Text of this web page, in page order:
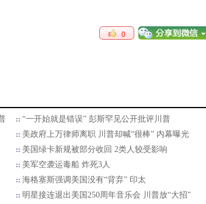
0
“一开始就是错误” 彭斯罕见公开批评川普
美政府上万律师离职 川普却喊“很棒” 内幕曝光
美国绿卡新规被部分收回 2类人较受影响
美军空袭运毒船 炸死3人
海格塞斯强调美国没有“背弃” 印太
明星接连退出美国250周年音乐会 川普放“大招”